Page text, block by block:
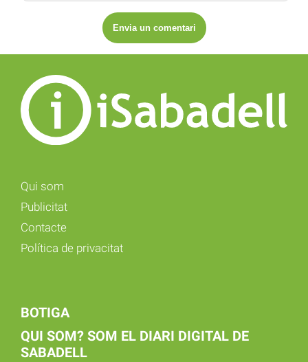
Qui som
Publicitat
Contacte
Política de privacitat
BOTIGA
QUI SOM? SOM EL DIARI DIGITAL DE
SABADELL